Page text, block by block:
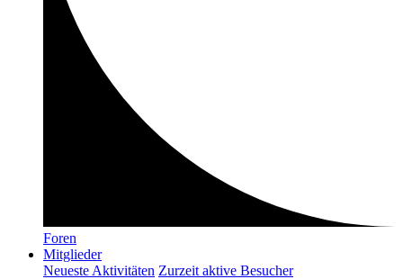
Foren
Mitglieder
Neueste Aktivitäten Zurzeit aktive Besucher